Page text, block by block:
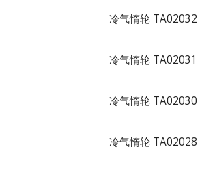
冷气惰轮 TA02032
冷气惰轮 TA02031
冷气惰轮 TA02030
冷气惰轮 TA02028